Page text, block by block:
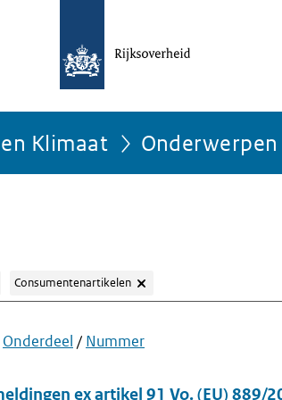
Klimaat Onderwerpen
Consumentenartikelen
Onderdeel / Nummer
ex artikel 91 Vo. (EU) 889/